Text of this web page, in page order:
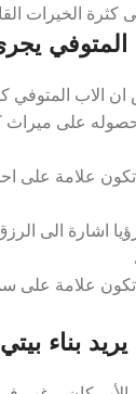
كثرة الخيرات
الاب المتوفي
على ميراث
علامة على
اشارة الى
علامة على
بناء